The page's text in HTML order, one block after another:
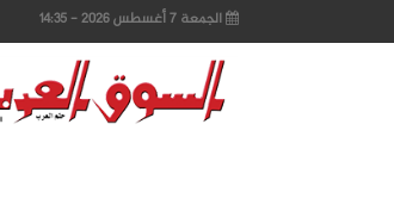
الجمعة 7 أغسطس 2026 - 14:35